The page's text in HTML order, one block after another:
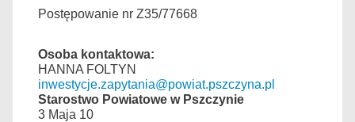
Postępowanie nr Z35/77668
Osoba kontaktowa:
HANNA FOLTYN
inwestycje.zapytania@powiat.pszczyna.pl
Starostwo Powiatowe w Pszczynie
3 Maja 10